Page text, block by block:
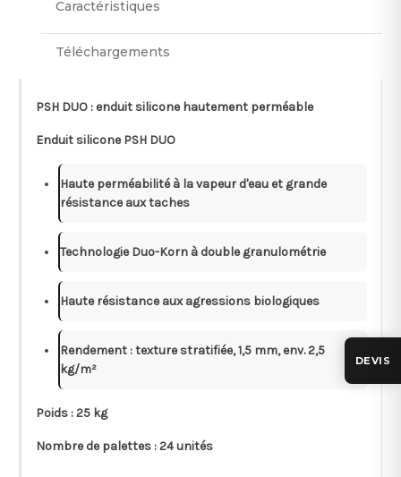
Caractéristiques
Téléchargements
PSH DUO : enduit silicone hautement perméable
Enduit silicone PSH DUO
Haute perméabilité à la vapeur d'eau et grande
résistance aux taches
Technologie Duo-Korn à double granulométrie
Haute résistance aux agressions biologiques
Rendement : texture stratifiée, 1,5 mm, env. 2,5
kg/m²
Poids : 25 kg
Nombre de palettes : 24 unités
DEVIS